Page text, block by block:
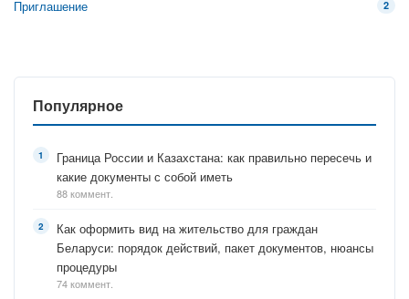
Приглашение 2
Популярное
Граница России и Казахстана: как правильно пересечь и
какие документы с собой иметь
88 коммент.
Как оформить вид на жительство для граждан
Беларуси: порядок действий, пакет документов, нюансы
процедуры
74 коммент.